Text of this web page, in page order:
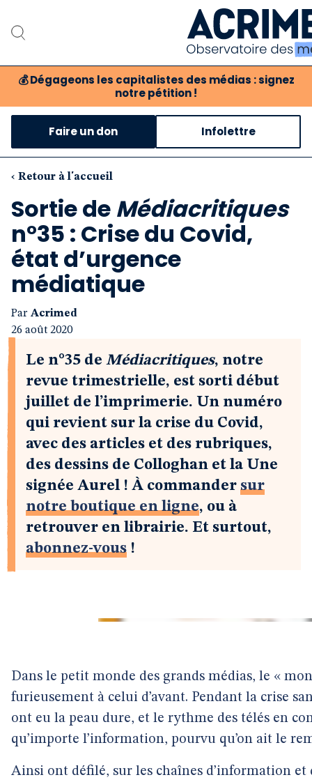
💰 Dégageons les capitalistes des médias : signez
notre pétition !
Notre critique des
Notre revue
Boutique
Faire un don Infolettre
‹ Retour à l'accueil
Sortie de Médiacritiques
n°35 : Crise du Covid,
état d’urgence
médiatique
Par Acrimed
26 août 2020
Le n°35 de Médiacritiques, notre
revue trimestrielle, est sorti début
juillet de l’imprimerie. Un numéro
qui revient sur la crise du Covid,
avec des articles et des rubriques,
des dessins de Colloghan et la Une
signée Aurel ! À commander sur
notre boutique en ligne, ou à
retrouver en librairie. Et surtout,
abonnez-vous !
Dans le petit monde des grands médias, le «
furieusement à celui d’avant. Pendant la crise
ont eu la peau dure, et le rythme des télés en
qu’importe l’information, pourvu qu’on ait le
Ainsi ont défilé, sur les chaînes d’information et